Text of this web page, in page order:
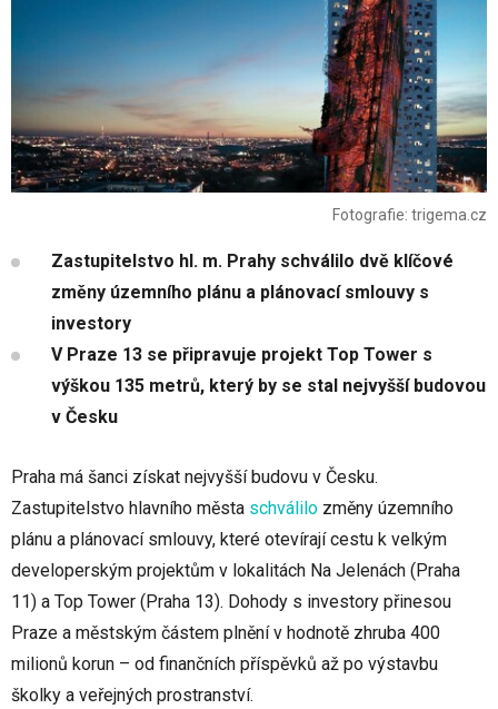
Fotografie: trigema.cz
Zastupitelstvo hl. m. Prahy schválilo dvě klíčové
změny územního plánu a plánovací smlouvy s
investory
V Praze 13 se připravuje projekt Top Tower s
výškou 135 metrů, který by se stal nejvyšší budovou
v Česku
Praha má šanci získat nejvyšší budovu v Česku.
Zastupitelstvo hlavního města schválilo změny územního
plánu a plánovací smlouvy, které otevírají cestu k velkým
developerským projektům v lokalitách Na Jelenách (Praha
11) a Top Tower (Praha 13). Dohody s investory přinesou
Praze a městským částem plnění v hodnotě zhruba 400
milionů korun – od finančních příspěvků až po výstavbu
školky a veřejných prostranství.